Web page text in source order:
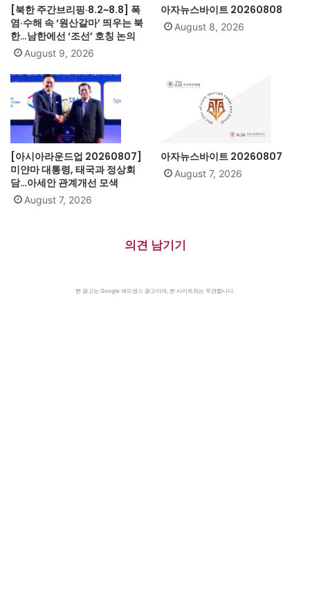
[북한 주간브리핑·8.2~8.8] 폭
염·수해 속 ‘원산갈마’ 띄우는 북
한…남한에선 ‘조선’ 호칭 논의
August 9, 2026
아자뉴스바이트 20260808
August 8, 2026
[아시아라운드업 20260807]
미얀마 대통령, 태국과 정상회
담…아세안 관계개선 모색
August 7, 2026
아자뉴스바이트 20260807
August 7, 2026
의견 남기기
본 광고는 Google 애드센스 광고이며, 본 사이트와는 무관합니다.